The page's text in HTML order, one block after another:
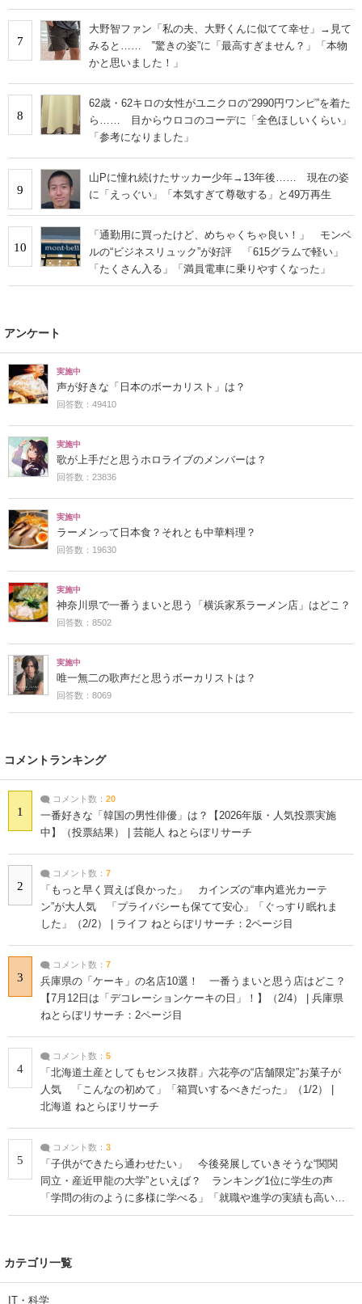
7
大野智ファン「私の夫、大野くんに似てて幸せ」→見て
みると…… ‟驚きの姿”に「最高すぎません？」「本物
かと思いました！」
8
62歳・62キロの女性がユニクロの“2990円ワンピ”を着た
ら…… 目からウロコのコーデに「全色ほしいくらい」
「参考になりました」
9
山Pに憧れ続けたサッカー少年→13年後…… 現在の姿
に「えっぐい」「本気すぎて尊敬する」と49万再生
10
「通勤用に買ったけど、めちゃくちゃ良い！」 モンベ
ルの“ビジネスリュック”が好評 「615グラムで軽い」
「たくさん入る」「満員電車に乗りやすくなった」
アンケート
実施中
声が好きな「日本のボーカリスト」は？
回答数：49410
実施中
歌が上手だと思うホロライブのメンバーは？
回答数：23836
実施中
ラーメンって日本食？それとも中華料理？
回答数：19630
実施中
神奈川県で一番うまいと思う「横浜家系ラーメン店」はどこ？
回答数：8502
実施中
唯一無二の歌声だと思うボーカリストは？
回答数：8069
コメントランキング
1
コメント数： 20
一番好きな「韓国の男性俳優」は？【2026年版・人気投票実施
中】（投票結果） | 芸能人 ねとらぼリサーチ
2
コメント数： 7
「もっと早く買えば良かった」 カインズの“車内遮光カーテ
ン”が大人気 「プライバシーも保てて安心」「ぐっすり眠れま
した」（2/2） | ライフ ねとらぼリサーチ：2ページ目
3
コメント数： 7
兵庫県の「ケーキ」の名店10選！ 一番うまいと思う店はどこ？
【7月12日は「デコレーションケーキの日」！】（2/4） | 兵庫県
ねとらぼリサーチ：2ページ目
4
コメント数： 5
「北海道土産としてもセンス抜群」六花亭の“店舗限定”お菓子が
人気 「こんなの初めて」「箱買いするべきだった」（1/2） |
北海道 ねとらぼリサーチ
5
コメント数： 3
「子供ができたら通わせたい」 今後発展していきそうな“関関
同立・産近甲龍の大学”といえば？ ランキング1位に学生の声
「学問の街のように多様に学べる」「就職や進学の実績も高い」
| 大学 ねとらぼリサーチ
カテゴリ一覧
IT・科学